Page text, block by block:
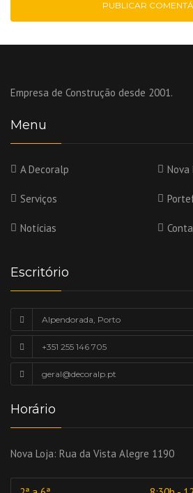
Empresa de Construção desde 2001.
Menu
A Decoralp Nova
Serviços
Notícias
Escritório
Alpendorada, Porto
+351 255 146 705
geral@decoralp.pt
Horário
Nova Loja: Rua da Vista Alegre 1190